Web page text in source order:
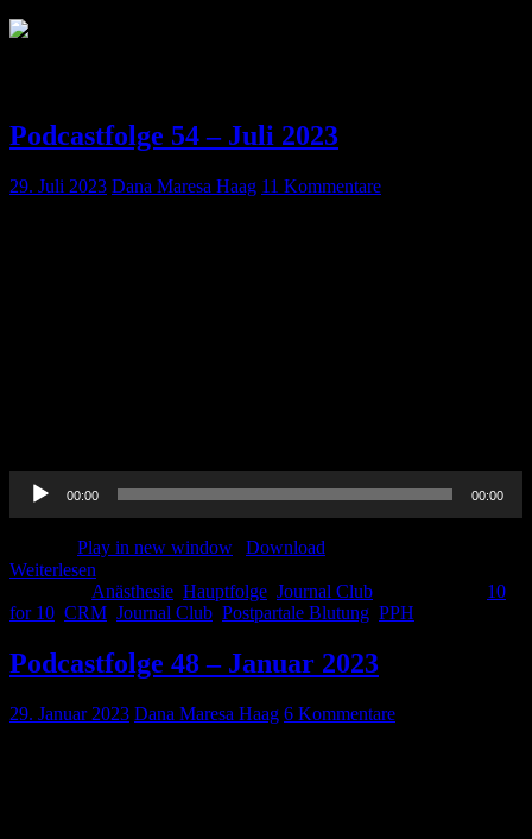
Podcastfolge 54 – Juli 2023
29. Juli 2023 Dana Maresa Haag 11 Kommentare
Audio-
Player
00:00 00:00
Play in new window
Download
Weiterlesen
Anästhesie Hauptfolge Journal Club
10
for 10 CRM Journal Club Postpartale Blutung PPH
Podcastfolge 48 – Januar 2023
29. Januar 2023 Dana Maresa Haag 6 Kommentare